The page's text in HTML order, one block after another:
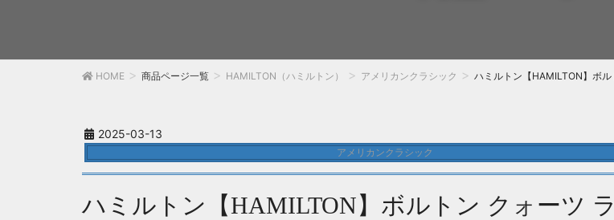
HOME 商品ページ一覧 HAMILTON（ハミルトン） アメリカンクラシック ハミルトン【HAMILTON】ボ
2025-03-13
アメリカンクラシック
ハミルトン【HAMILTON】ボルトン クォーツ